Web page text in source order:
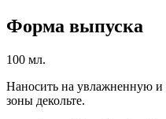
Форма выпуска
100 мл.
Наносить на увлажненную
зоны декольте.